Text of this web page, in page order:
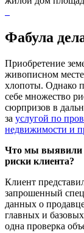
Фабула
Приобретение
живописном
хлопоты. Однако
себе множество
сюрпризов в
за услугой по
недвижимости и
Что мы выявили
риски клиента?
Клиент
запрошенный
данных о
главных и
одна проверка